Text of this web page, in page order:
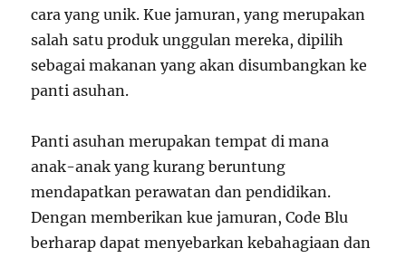
cara yang unik. Kue jamuran, yang merupakan
salah satu produk unggulan mereka, dipilih
sebagai makanan yang akan disumbangkan ke
panti asuhan.
Panti asuhan merupakan tempat di mana
anak-anak yang kurang beruntung
mendapatkan perawatan dan pendidikan.
Dengan memberikan kue jamuran, Code Blu
berharap dapat menyebarkan kebahagiaan dan